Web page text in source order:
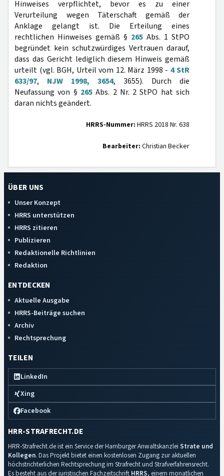
Hinweises verpflichtet, bevor es zu einer
Verurteilung wegen Täterschaft gemäß der
Anklage gelangt ist. Die Erteilung eines
rechtlichen Hinweises gemäß § 265 Abs. 1 StPO
begründet kein schutzwürdiges Vertrauen darauf,
dass das Gericht lediglich diesem Hinweis gemäß
urteilt (vgl. BGH, Urteil vom 12. März 1998 - 4 StR
633/97, NJW 1998, 3654, 3655). Durch die
Neufassung von § 265Abs. 2 Nr. 2 StPO hat sich
daran nichts geändert.
HRRS-Nummer: HRRS 2018 Nr. 638
Bearbeiter: Christian Becker
ÜBER UNS
Unser Konzept
HRRS unterstützen
HRRS zitieren
Publizieren
Redaktionelle Richtlinien
Redaktion
ENTDECKEN
Aktuelle Ausgabe
HRRS-Beiträge suchen
Archiv
Rechtsprechung
TEILEN
LinkedIn
Xing
Facebook
HRR-STRAFRECHT.DE
HRR-Strafrecht.de ist ein Service der Hamburger Anwaltskanzlei Strate und
Kollegen. Das Projekt bietet einen kostenlosen Zugang zur aktuellen
höchstrichterlichen Rechtsprechung im Strafrecht und Strafverfahrensrecht.
Es besteht aus der juristischen Fachzeitschrift HRRS, einem monatlichen